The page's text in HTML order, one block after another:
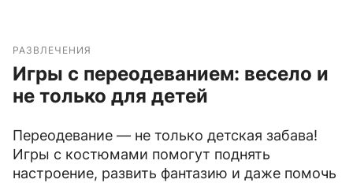
РАЗВЛЕЧЕНИЯ
Игры с переодеванием: весело и
не только для детей
Переодевание — не только детская забава!
Игры с костюмами помогут поднять
настроение, развить фантазию и даже помочь